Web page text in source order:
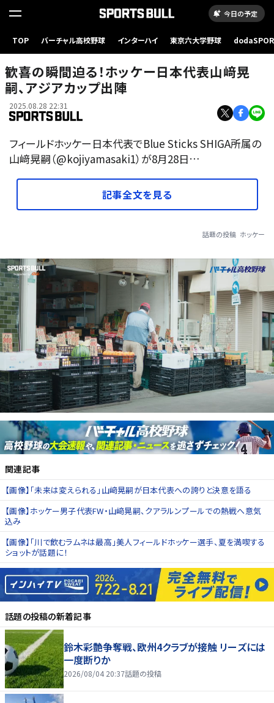
今日の予定
TOP バーチャル高校野球 インターハイ 東京六大学野球
歓喜の瞬間迫る！ホッケー日本代表山﨑晃
嗣、アジアカップ出陣
2025.08.28 22:31
フィールドホッケー日本代表でBlue Sticks SHIGA所属の
山﨑晃嗣（@kojiyamasaki1）が8月28日…
記事全文を見る
話題の投稿 ホッケー
関連記事
【画像】「未来は変えられる」山﨑晃嗣が日本代表への誇りと決意を語る
【画像】ホッケー男子代表FW・山﨑晃嗣、クアラルンプールでの熱戦へ意気
込み
【画像】「川で飲むラムネは最高」美人フィールドホッケー選手、夏を満喫する
ショットが話題に！
話題の投稿の新着記事
鈴木彩艶争奪戦、欧州4クラブが接触 リーズには
一度断りか
2026/08/04 20:37話題の投稿